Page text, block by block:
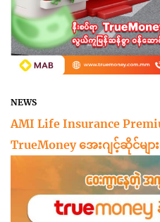
NEWS
AMI Life Insurance
TrueMoney အေးဂျင့်ဆိုင်မျ